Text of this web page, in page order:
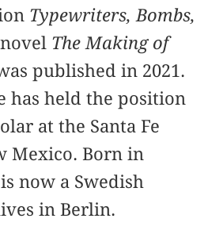
Typewriters, Bombs,
The Making of
published in 2021.
has held the position
at the Santa Fe
Mexico. Born in
now a Swedish
in Berlin.